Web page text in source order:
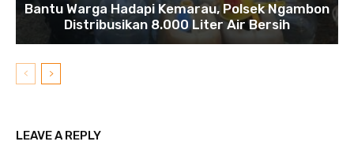
Bantu Warga Hadapi Kemarau, Polsek Ngambon
Distribusikan 8.000 Liter Air Bersih
LEAVE A REPLY